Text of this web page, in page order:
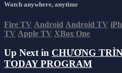
Watch anywhere, anytime
Fire TV Android Android TV
TV Apple TV XBox One
Up Next in CHƯƠNG
TODAY PROGRAM